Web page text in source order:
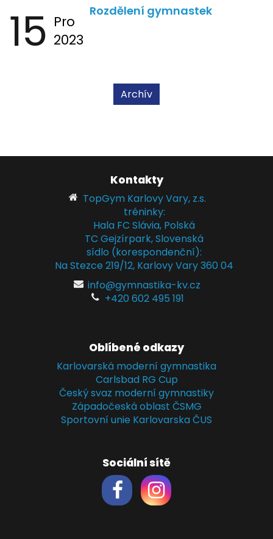
15 Pro
2023
Rozdělení gymnastek
Archív
Kontakty
TopGym Karlovy Vary, z.s.
tréninky:
Hala FC Slávia, Polská
TC Gejzírpark, Slovenská
sídlo (korespondenční):
Na Stezce 219/12, Karlovy Vary 360 04
info@gymnastika-kv.cz
+420 602 495 191
Oblíbené odkazy
Karlovarská moderní gymnastika
Carlsbad RG Cup
Český svaz moderní gymnastiky
Západočeská oblast ČSMG
Sportovní unie Karlovarska ČUS
Sociální sítě